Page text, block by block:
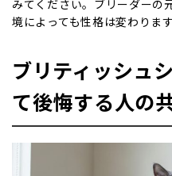
みてください。ブリーダーの
境によっても性格は変わります
ブリティッシュ
て後悔する人の